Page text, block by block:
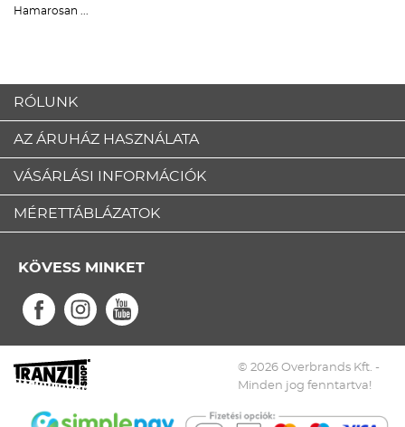
Hamarosan ...
RÓLUNK
AZ ÁRUHÁZ HASZNÁLATA
VÁSÁRLÁSI INFORMÁCIÓK
MÉRETTÁBLÁZATOK
KÖVESS MINKET
© 2026 Overbrands Kft. -
Minden jog fenntartva!